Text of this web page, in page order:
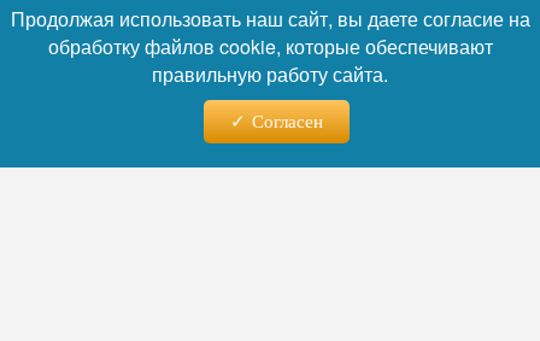
женщина, воспитывавшая 14 детей,
назвала новорожденного сына Гэшер
(ивритский эквивалент слова Bridge —
Продолжая использовать наш сайт, вы даете согласие на
обработку файлов cookie, которые обеспечивают
правильную работу сайта.
Согласен